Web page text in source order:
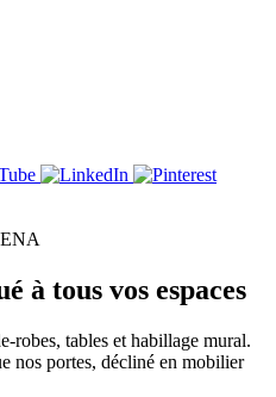
à tous vos espaces
robes, tables et habillage mural.
nos portes, décliné en mobilier